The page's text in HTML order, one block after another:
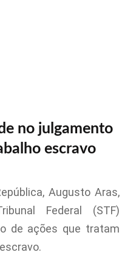
no julgamento
escravo
Augusto Aras,
Federal (STF)
de ações que tratam